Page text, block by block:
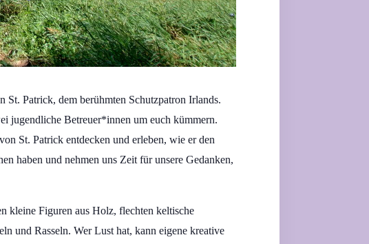
Patrick, dem berühmten Schutzpatron Irlands.
jugendliche Betreuer*innen um euch kümmern.
St. Patrick entdecken und erleben, wie er den
haben und nehmen uns Zeit für unsere Gedanken,
kleine Figuren aus Holz, flechten keltische
und Rasseln. Wer Lust hat, kann eigene kreative